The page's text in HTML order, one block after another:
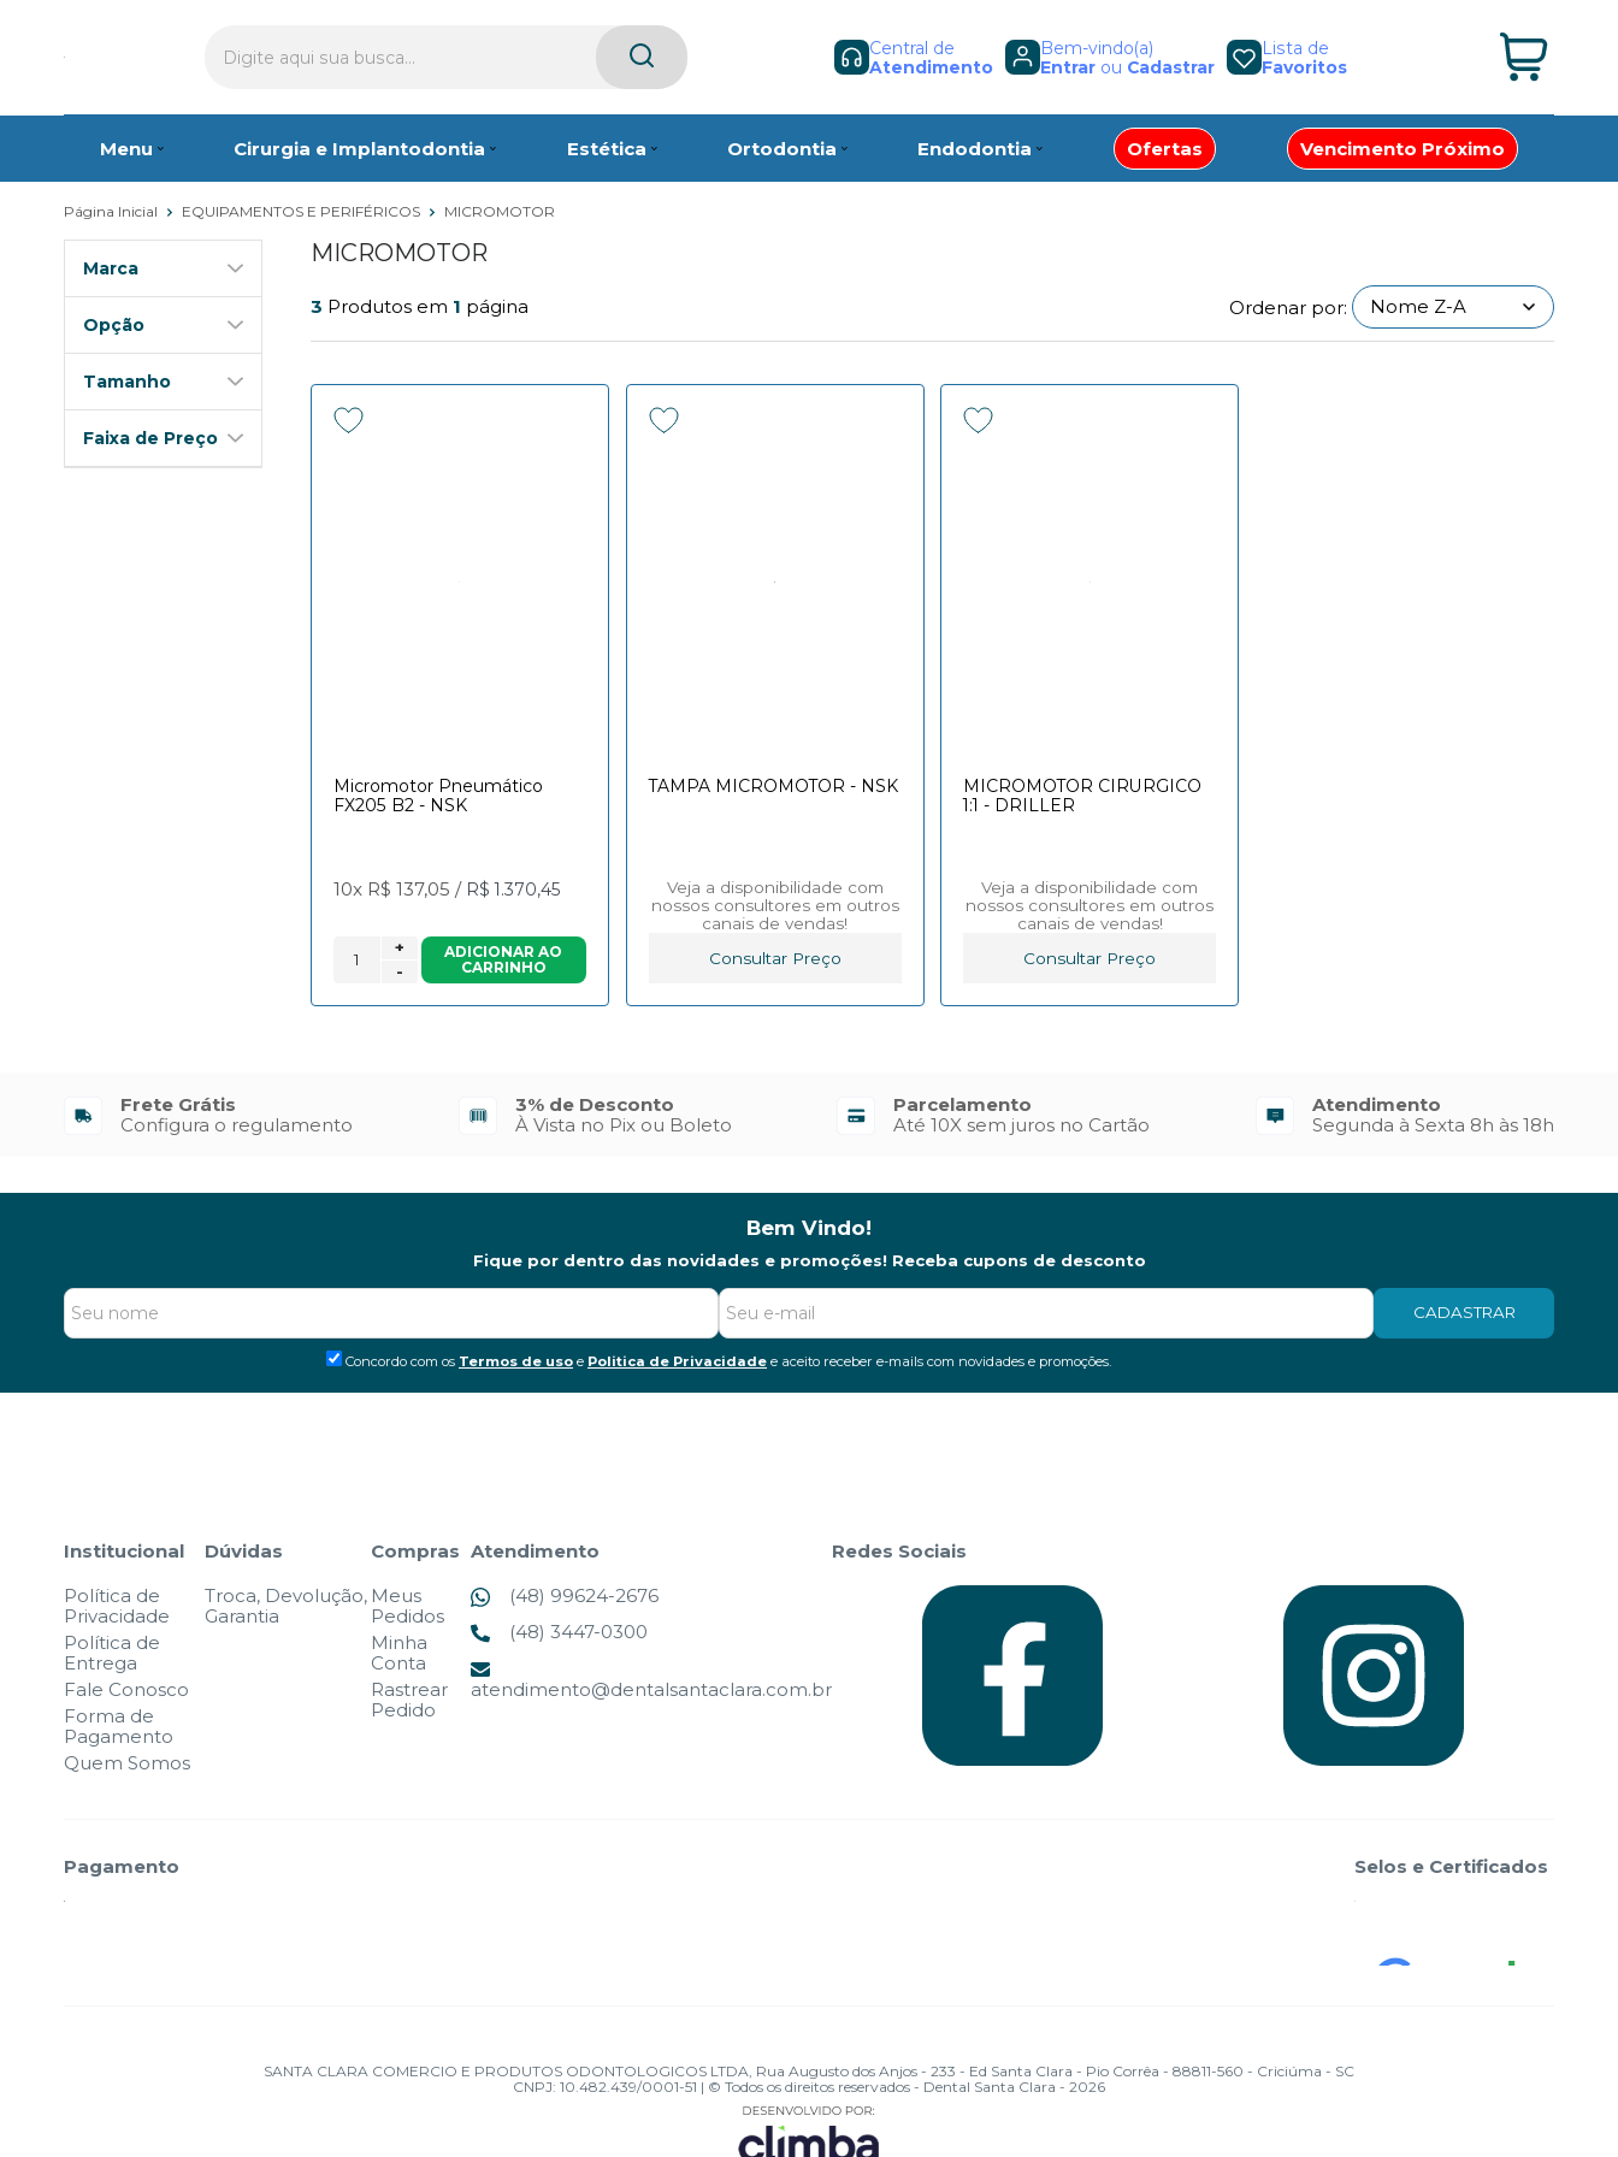
Central de
Atendimento
Bem-vindo(a)
Entrarou Cadastrar
Lista de
Favoritos
Menu Cirurgia e Implantodontia Estética Ortodontia Endodontia Ofertas Vencimento Próximo
Página Inicial EQUIPAMENTOS E PERIFÉRICOS MICROMOTOR
Marca
Opção
Tamanho
Faixa de Preço
MICROMOTOR
3 Produtos em 1 página Ordenar por:
Micromotor Pneumático
FX205 B2 - NSK
10x R$ 137,05 / R$ 1.370,45
-
+
ADICIONAR AO
CARRINHO
TAMPA MICROMOTOR - NSK
Veja a disponibilidade com
nossos consultores em outros
canais de vendas!
Consultar Preço
MICROMOTOR CIRURGICO
1:1 - DRILLER
Veja a disponibilidade com
nossos consultores em outros
canais de vendas!
Consultar Preço
Frete Grátis
Configura o regulamento
3% de Desconto
À Vista no Pix ou Boleto
Parcelamento
Até 10X sem juros no Cartão
Atendimento
Segunda à Sexta 8h às 18h
Bem Vindo!
Fique por dentro das novidades e promoções! Receba cupons de desconto
Concordo com os Termos de uso e Politica de Privacidade e aceito receber e-mails com novidades e promoções.
CADASTRAR
Institucional
Política de
Privacidade
Política de
Entrega
Fale Conosco
Forma de
Pagamento
Quem Somos
Dúvidas
Troca, Devolução,
Garantia
Compras
Meus
Pedidos
Minha
Conta
Rastrear
Pedido
Atendimento
(48) 99624-2676
(48) 3447-0300
atendimento@dentalsantaclara.com.br
Redes Sociais
Pagamento Selos e Certificados
SANTA CLARA COMERCIO E PRODUTOS ODONTOLOGICOS LTDA, Rua Augusto dos Anjos - 233 - Ed Santa Clara - Pio Corrêa - 88811-560 - Criciúma - SC
CNPJ: 10.482.439/0001-51 | © Todos os direitos reservados - Dental Santa Clara - 2026